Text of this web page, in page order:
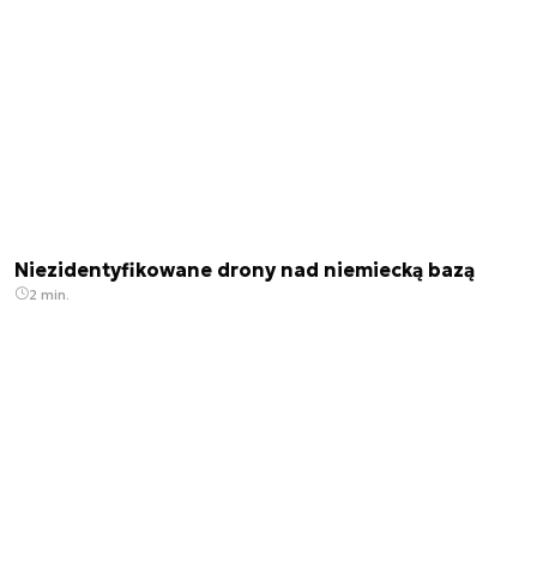
Niezidentyfikowane drony nad niemiecką bazą
2 min.